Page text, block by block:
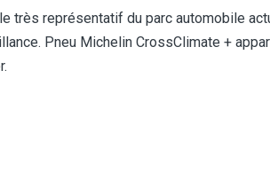
très représentatif du parc automobile
Pneu Michelin CrossClimate +